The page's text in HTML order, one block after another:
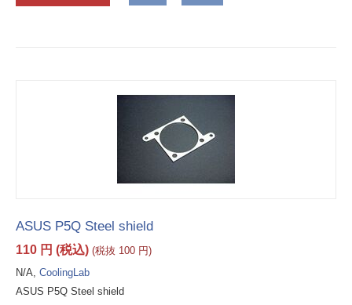
ASUS P5Q Steel shield
110 円 (税込) (税抜 100 円)
N/A, CoolingLab
ASUS P5Q Steel shield